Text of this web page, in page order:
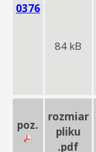
0376
84 kB
poz.
rozmiar
pliku
.pdf